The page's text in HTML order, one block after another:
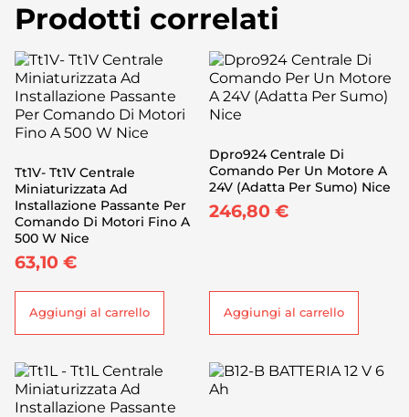
Prodotti correlati
Tt1V- Tt1V Centrale
Miniaturizzata Ad
Installazione Passante Per
Comando Di Motori Fino A
500 W Nice
63,10 €
Aggiungi al carrello
Dpro924 Centrale Di
Comando Per Un Motore A
24V (Adatta Per Sumo) Nice
246,80 €
Aggiungi al carrello